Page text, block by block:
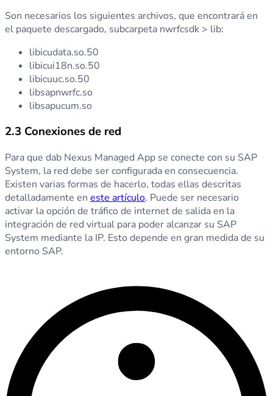
Son necesarios los siguientes archivos, que encontrará en
el paquete descargado, subcarpeta nwrfcsdk > lib:
libicudata.so.50
libicui18n.so.50
libicuuc.so.50
libsapnwrfc.so
libsapucum.so
2.3 Conexiones de red
Para que dab Nexus Managed App se conecte con su SAP
System, la red debe ser configurada en consecuencia.
Existen varias formas de hacerlo, todas ellas descritas
detalladamente en este artículo. Puede ser necesario
activar la opción de tráfico de internet de salida en la
integración de red virtual para poder alcanzar su SAP
System mediante la IP. Esto depende en gran medida de su
entorno SAP.